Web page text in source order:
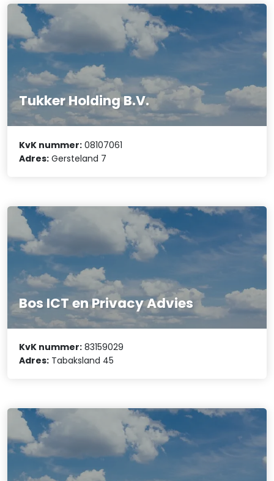
Tukker Holding B.V.
KvK nummer: 08107061
Adres: Gersteland 7
Bos ICT en Privacy Advies
KvK nummer: 83159029
Adres: Tabaksland 45